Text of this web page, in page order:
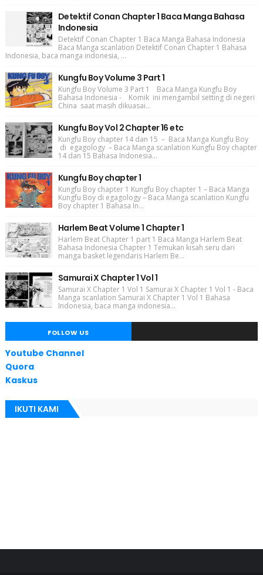
Detektif Conan Chapter 1 Baca Manga Bahasa
Indonesia
Detektif Conan Chapter 1 Baca Manga Bahasa Indonesia
Baca Manga scanlation Detektif Conan Chapter 1 Bahasa
Indonesia, baca manga indonesia, ...
Kungfu Boy Volume 3 Part 1
Kungfu Boy Volume 3 Part 1 Baca Manga Kungfu Boy
Bahasa Indonesia - Komik ini mengambil setting di negeri
China saat masih dikuasai...
Kungfu Boy Vol 2 Chapter 16 etc
Kungfu Boy chapter 14 dan 15 – Baca Manga Kungfu Boy
di egagology – Baca Manga scanlation Kungfu Boy chapter
14 dan 15 Bahasa Indonesia...
Kungfu Boy chapter 1
Kungfu Boy chapter 1 Kungfu Boy chapter 1 – Baca Manga
Kungfu Boy di egagology – Baca Manga scanlation Kungfu
Boy chapter 1 Bahasa In...
Harlem Beat Volume 1 Chapter 1
Harlem Beat Chapter 1 part 1 Baca Manga Harlem Beat
Bahasa Indonesia Chapter 1 Temukan kisah seru dari
manga basket legendaris Harlem Be...
Samurai X Chapter 1 Vol 1
Samurai X Chapter 1 Vol 1 Samurai X Chapter 1 Vol 1 - Baca
Manga scanlation Samurai X Chapter 1 Vol 1 Bahasa
Indonesia, baca manga indonesia...
FOLLOW US
Youtube Channel
Quora
Kaskus
IKUTI KAMI